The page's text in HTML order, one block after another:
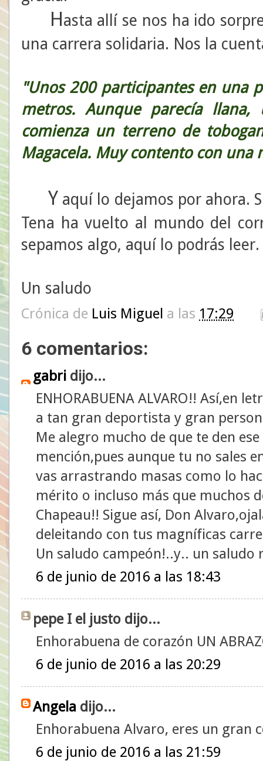
Hasta allí se nos ha ido
una carrera solidaria. Nos la
"Unos 200 participantes en una
metros. Aunque parecía
comienza un terreno de
Magacela. Muy contento con una
Y aquí lo dejamos por ahora.
Tena ha vuelto al mundo del
sepamos algo, aquí lo podrás leer.
Un saludo
Crónica de Luis Miguel a las 17:29
6 comentarios:
gabri dijo...
ENHORABUENA ALVARO!! Así,en
a tan gran deportista y gran
Me alegro mucho de que te den
mención,pues aunque tu no sales
vas arrastrando masas como lo
mérito o incluso más que muchos
Chapeau!! Sigue así, Don
deleitando con tus magníficas
Un saludo campeón!..y.. un saludo
6 de junio de 2016 a las 18:43
pepe I el justo dijo...
Enhorabuena de corazón UN
6 de junio de 2016 a las 20:29
Angela dijo...
Enhorabuena Alvaro, eres un gran
6 de junio de 2016 a las 21:59